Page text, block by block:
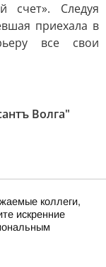
счет». Следуя
приехала в
все свои
Волга"
коллеги,
искренние